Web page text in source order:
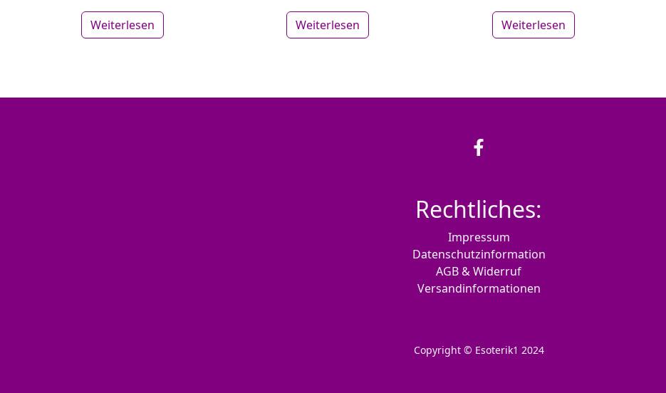
Weiterlesen Weiterlesen Weiterlesen
Rechtliches:
Impressum
Datenschutzinformation
AGB & Widerruf
Versandinformationen
Copyright © Esoterik1 2024